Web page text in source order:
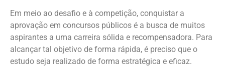
Em meio ao desafio e à competição, conquistar a
aprovação em concursos públicos é a busca de muitos
aspirantes a uma carreira sólida e recompensadora. Para
alcançar tal objetivo de forma rápida, é preciso que o
estudo seja realizado de forma estratégica e eficaz.